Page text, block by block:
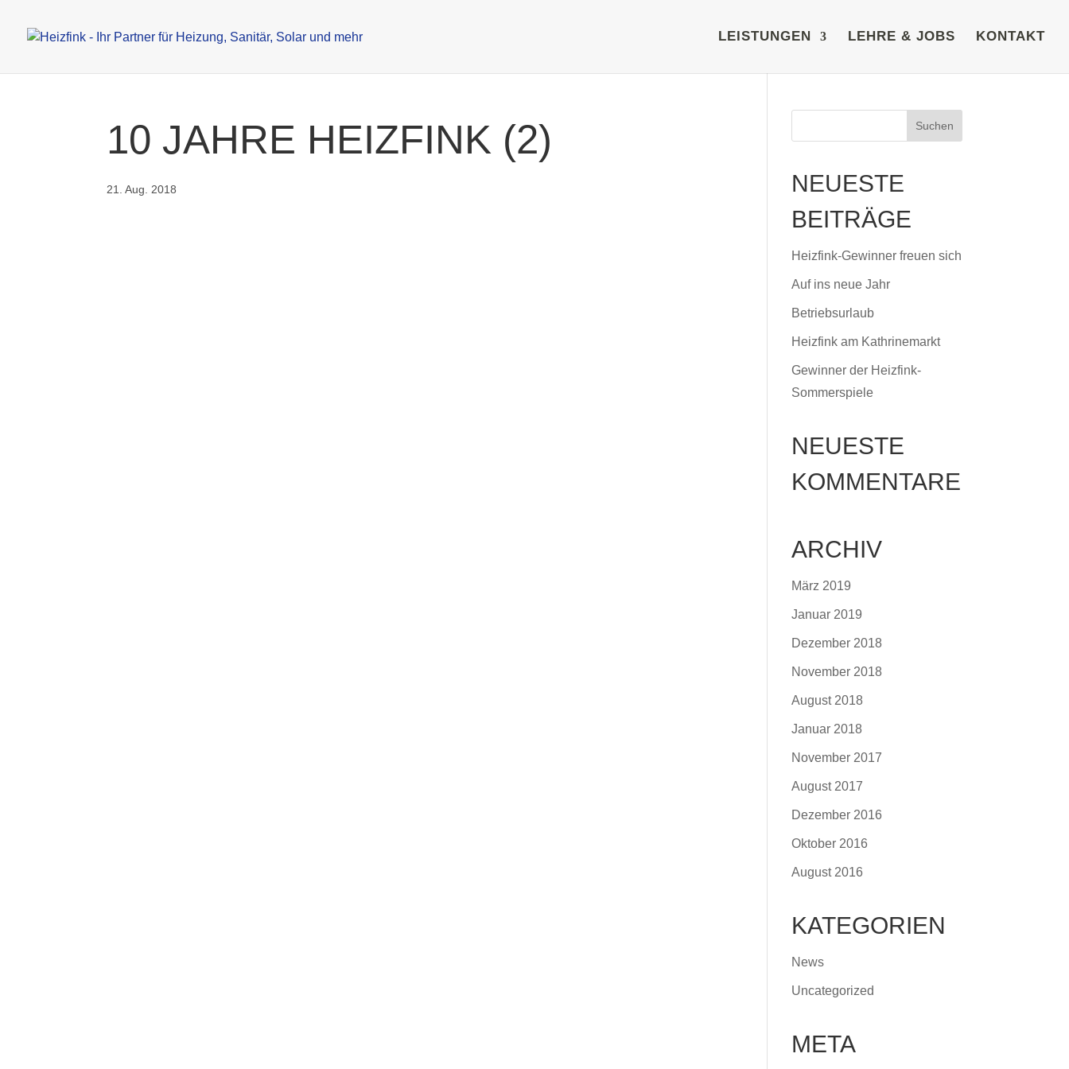
LEISTUNGEN LEHRE & JOBS KONTAKT
10 JAHRE HEIZFINK (2)
21. Aug. 2018
NEUESTE
BEITRÄGE
Heizfink-Gewinner freuen sich
Auf ins neue Jahr
Betriebsurlaub
Heizfink am Kathrinemarkt
Gewinner der Heizfink-
Sommerspiele
NEUESTE
KOMMENTARE
ARCHIV
März 2019
Januar 2019
Dezember 2018
November 2018
August 2018
Januar 2018
November 2017
August 2017
Dezember 2016
Oktober 2016
August 2016
KATEGORIEN
News
Uncategorized
META